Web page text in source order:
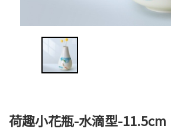
荷趣小花瓶-水滴型-11.5cm